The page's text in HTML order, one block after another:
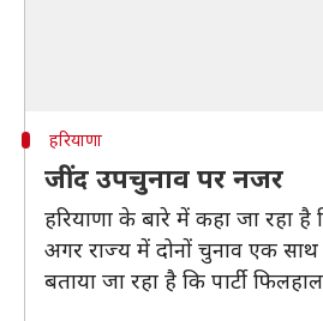
हरियाणा
जींद उपचुनाव पर नजर
हरियाणा के बारे में कहा जा रहा है
अगर राज्य में दोनों चुनाव एक साथ
बताया जा रहा है कि पार्टी